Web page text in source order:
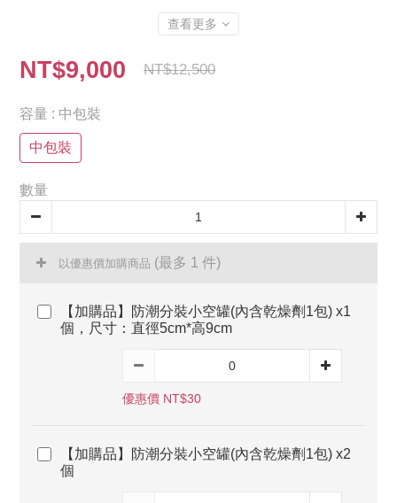
查看更多
NT$9,000 NT$12,500
容量 : 中包裝
中包裝
數量
以優惠價加購商品 (最多 1 件)
【加購品】防潮分裝小空罐(內含乾燥劑1包) x1
個，尺寸：直徑5cm*高9cm
優惠價 NT$30
【加購品】防潮分裝小空罐(內含乾燥劑1包) x2
個